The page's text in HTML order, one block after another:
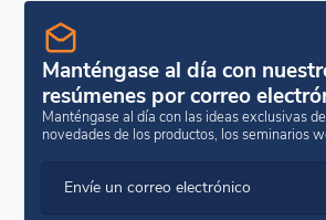
Manténgase al día con
resúmenes por correo
Manténgase al día con las ideas exclusivas
novedades de los productos, los seminarios
Envíe un correo electrónico